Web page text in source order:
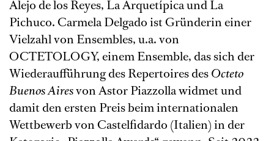
Alejo de los Reyes, La Arquetípica und La
Pichuco. Carmela Delgado ist Gründerin einer
Vielzahl von Ensembles, u.a. von
OCTETOLOGY, einem Ensemble, das sich der
Wiederaufführung des Repertoires desOcteto
Buenos Airesvon Astor Piazzolla widmet und
damit den ersten Preis beim internationalen
Wettbewerb von Castelfidardo (Italien) in der